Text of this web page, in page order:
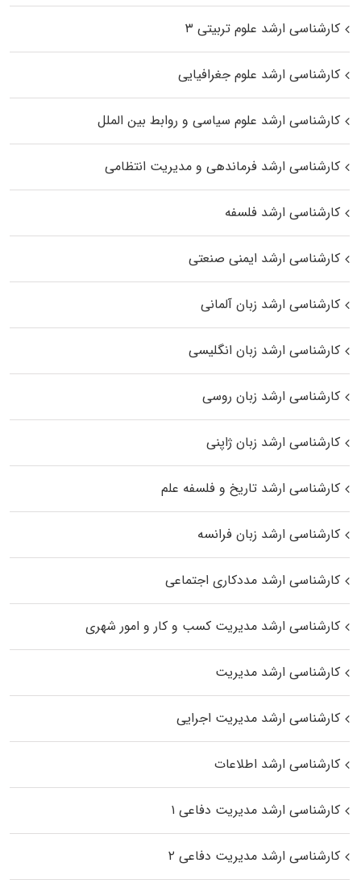
کارشناسی ارشد علوم تربیتی ۳
کارشناسی ارشد علوم جغرافیایی
کارشناسی ارشد علوم سیاسی و روابط بین الملل
کارشناسی ارشد فرماندهی و مدیریت انتظامی
کارشناسی ارشد فلسفه
کارشناسی ارشد ایمنی صنعتی
کارشناسی ارشد زبان آلمانی
کارشناسی ارشد زبان انگلیسی
کارشناسی ارشد زبان روسی
کارشناسی ارشد زبان ژاپنی
کارشناسی ارشد تاریخ و فلسفه علم
کارشناسی ارشد زبان فرانسه
کارشناسی ارشد مددکاری اجتماعی
کارشناسی ارشد مدیریت کسب و کار و امور شهری
کارشناسی ارشد مدیریت
کارشناسی ارشد مدیریت اجرایی
کارشناسی ارشد اطلاعات
کارشناسی ارشد مدیریت دفاعی ۱
کارشناسی ارشد مدیریت دفاعی ۲